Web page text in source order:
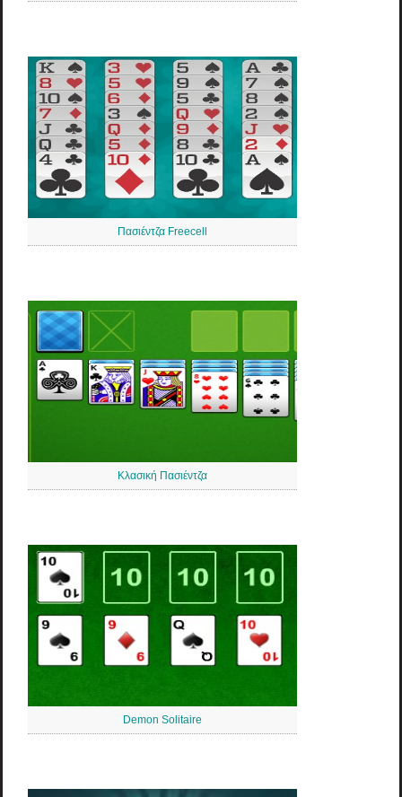
Πασιέντζα Freecell
Κλασική Πασιέντζα
Demon Solitaire